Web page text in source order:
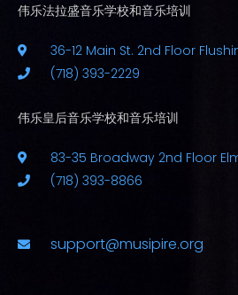
伟乐法拉盛音乐学校和音乐培训
36-12 Main St. 2nd Floor
(718) 393-2229
伟乐皇后音乐学校和音乐培训
83-35 Broadway 2nd Floor
(718) 393-8866
support@musipire.org